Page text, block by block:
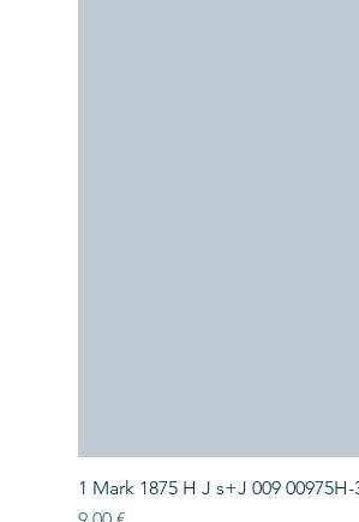
1 Mark 1875 H J s+J 009 00975H-